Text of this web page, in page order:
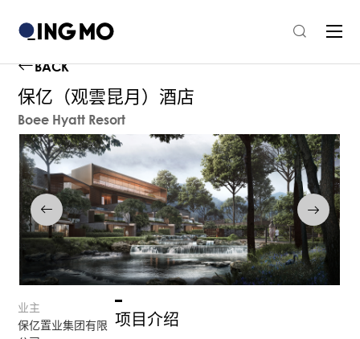
BACK
保亿（观雲昆月）酒店
Boee Hyatt Resort
项目介绍
业主
保亿置业集团有限